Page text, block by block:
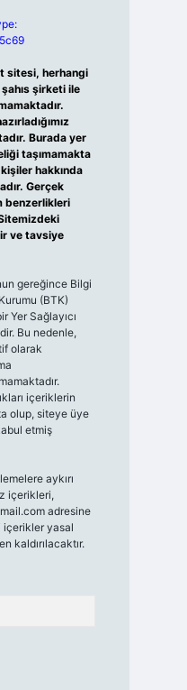
sitesi, herhangi
şirketi ile
Burada yer
taşımamakta
hakkında
Gerçek
benzerlikleri
ve tavsiye
gereğince Bilgi
(BTK)
Yer Sağlayıcı
Bu nedenle,
olarak
içeriklerin
olup, siteye üye
etmiş
aykırı
içerikleri,
adresine
içerikler yasal
kaldırılacaktır.